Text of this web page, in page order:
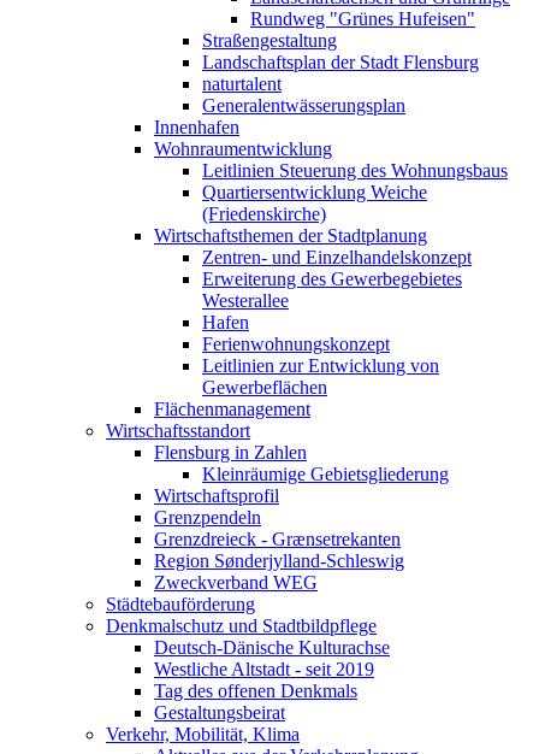
Rundweg "Grünes Hufeisen"
Straßengestaltung
Landschaftsplan der Stadt Flensburg
naturtalent
Generalentwässerungsplan
Innenhafen
Wohnraumentwicklung
Leitlinien Steuerung des Wohnungsbaus
Quartiersentwicklung Weiche
(Friedenskirche)
Wirtschaftsthemen der Stadtplanung
Zentren- und Einzelhandelskonzept
Erweiterung des Gewerbegebietes
Westerallee
Hafen
Ferienwohnungskonzept
Leitlinien zur Entwicklung von
Gewerbeflächen
Flächenmanagement
Wirtschaftsstandort
Flensburg in Zahlen
Kleinräumige Gebietsgliederung
Wirtschaftsprofil
Grenzpendeln
Grenzdreieck - Grænsetrekanten
Region Sønderjylland-Schleswig
Zweckverband WEG
Städtebauförderung
Denkmalschutz und Stadtbildpflege
Deutsch-Dänische Kulturachse
Westliche Altstadt - seit 2019
Tag des offenen Denkmals
Gestaltungsbeirat
Verkehr, Mobilität, Klima